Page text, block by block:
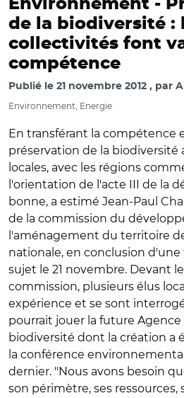
Environnement -
de la biodiversité :
collectivités font
compétence
Publié le 21 novembre 2012 par
Environnement, Energie
En transférant la compétence
préservation de la biodiversité
locales, avec les régions
l'orientation de l'acte III de la
bonne, a estimé Jean-Paul
de la commission du
l'aménagement du territoire
nationale, en conclusion
sujet le 21 novembre. Devant
commission, plusieurs élus
expérience et se sont
pourrait jouer la future Agence
biodiversité dont la création a
la conférence
dernier. "Nous avons besoin
son périmètre, ses ressources,